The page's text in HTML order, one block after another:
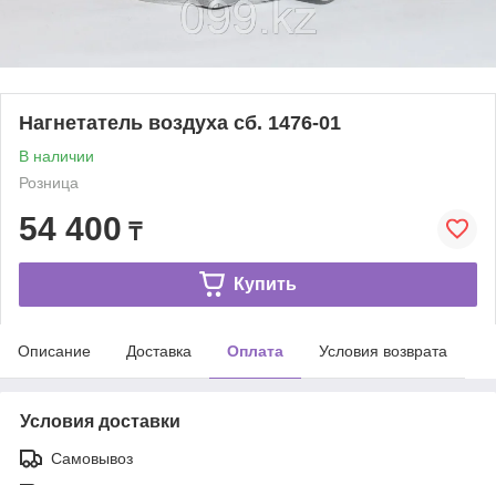
Нагнетатель воздуха сб. 1476-01
В наличии
Розница
54 400 ₸
Купить
Описание Доставка Оплата Условия возврата
Условия доставки
Самовывоз